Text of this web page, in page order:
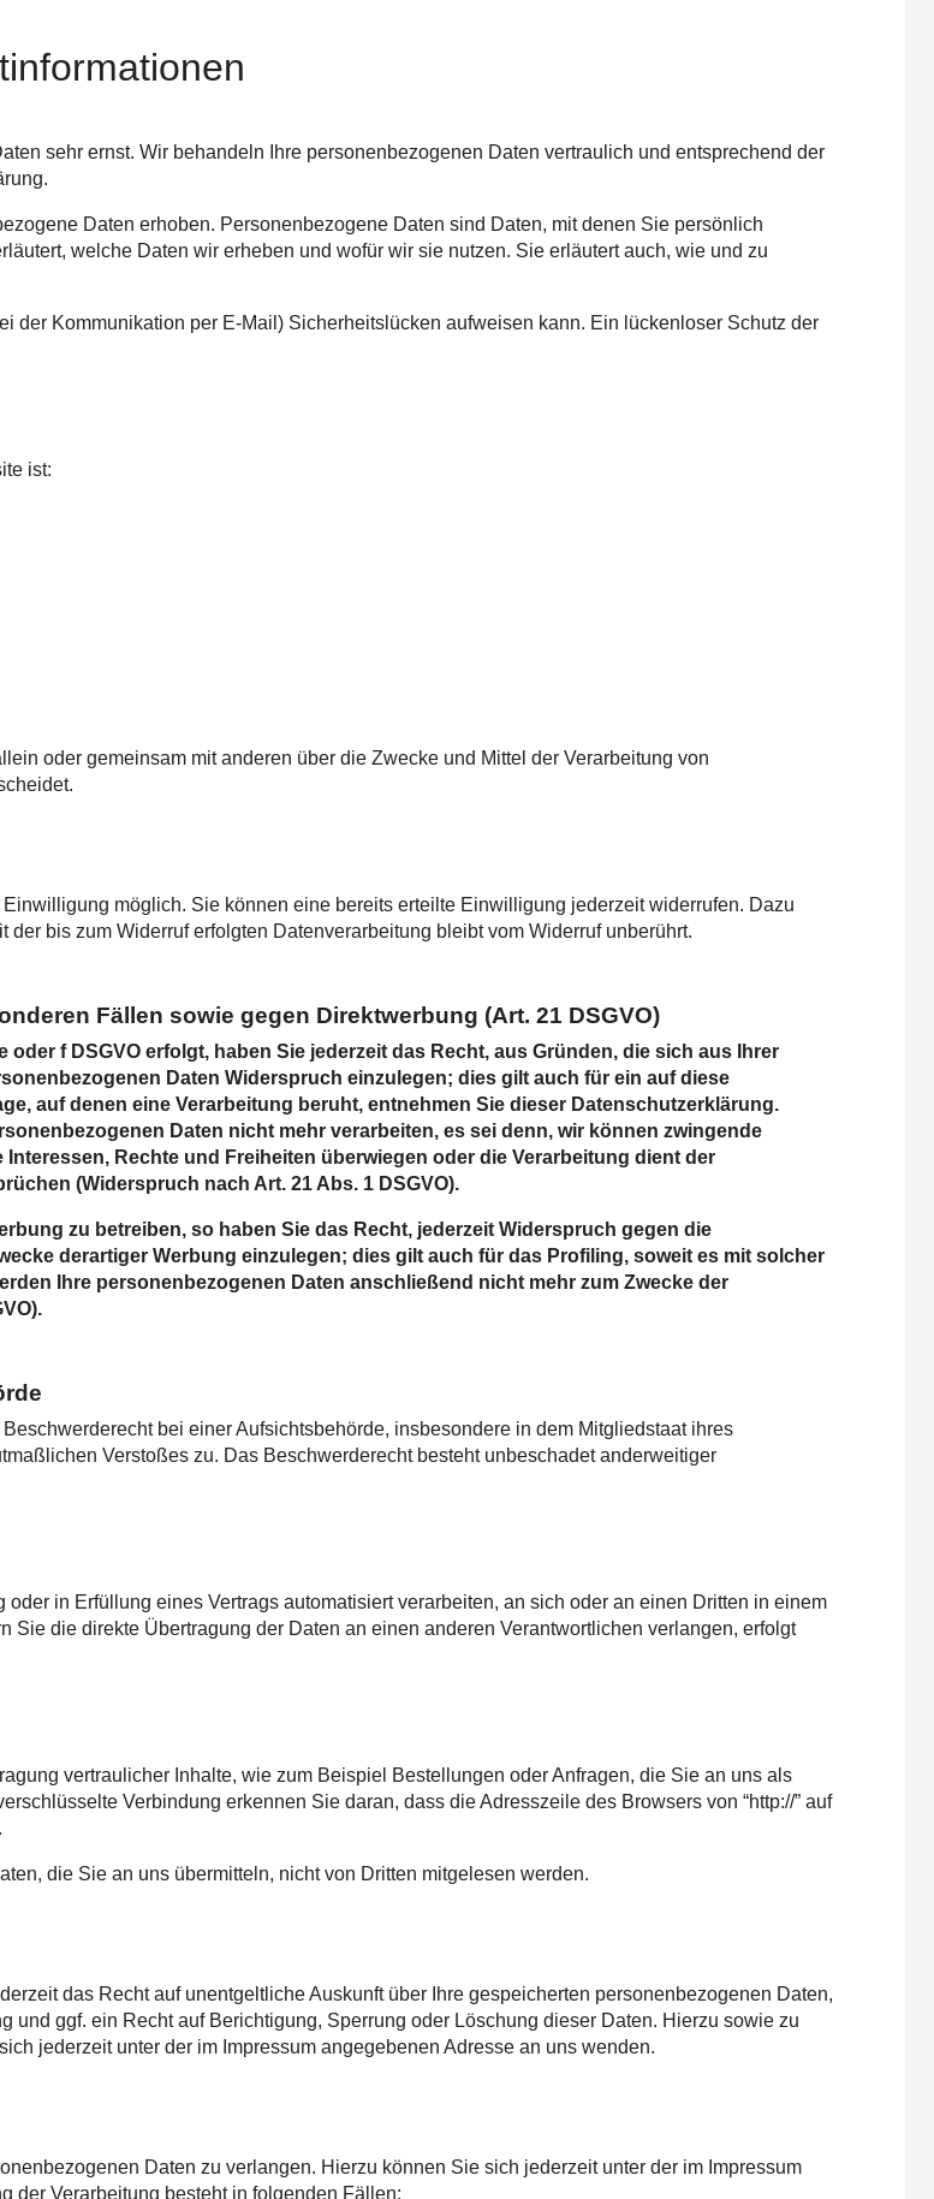
sehr ernst. Wir behandeln Ihre personenbezogenen Daten vertraulich und entsprechend der
Daten erhoben. Personenbezogene Daten sind Daten, mit denen Sie persönlich
welche Daten wir erheben und wofür wir sie nutzen. Sie erläutert auch, wie und zu
der Kommunikation per E-Mail) Sicherheitslücken aufweisen kann. Ein lückenloser Schutz der
ist:
oder gemeinsam mit anderen über die Zwecke und Mittel der Verarbeitung von
möglich. Sie können eine bereits erteilte Einwilligung jederzeit widerrufen. Dazu
bis zum Widerruf erfolgten Datenverarbeitung bleibt vom Widerruf unberührt.
Fällen sowie gegen Direktwerbung (Art. 21 DSGVO)
f DSGVO erfolgt, haben Sie jederzeit das Recht, aus Gründen, die sich aus Ihrer
Daten Widerspruch einzulegen; dies gilt auch für ein auf diese
auf denen eine Verarbeitung beruht, entnehmen Sie dieser Datenschutzerklärung.
Daten nicht mehr verarbeiten, es sei denn, wir können zwingende
Rechte und Freiheiten überwiegen oder die Verarbeitung dient der
(Widerspruch nach Art. 21 Abs. 1 DSGVO).
zu betreiben, so haben Sie das Recht, jederzeit Widerspruch gegen die
derartiger Werbung einzulegen; dies gilt auch für das Profiling, soweit es mit solcher
Ihre personenbezogenen Daten anschließend nicht mehr zum Zwecke der
bei einer Aufsichtsbehörde, insbesondere in dem Mitgliedstaat ihres
Verstoßes zu. Das Beschwerderecht besteht unbeschadet anderweitiger
in Erfüllung eines Vertrags automatisiert verarbeiten, an sich oder an einen Dritten in einem
die direkte Übertragung der Daten an einen anderen Verantwortlichen verlangen, erfolgt
vertraulicher Inhalte, wie zum Beispiel Bestellungen oder Anfragen, die Sie an uns als
Verbindung erkennen Sie daran, dass die Adresszeile des Browsers von “http://” auf
die Sie an uns übermitteln, nicht von Dritten mitgelesen werden.
das Recht auf unentgeltliche Auskunft über Ihre gespeicherten personenbezogenen Daten,
und ggf. ein Recht auf Berichtigung, Sperrung oder Löschung dieser Daten. Hierzu sowie zu
jederzeit unter der im Impressum angegebenen Adresse an uns wenden.
Daten zu verlangen. Hierzu können Sie sich jederzeit unter der im Impressum
der Verarbeitung besteht in folgenden Fällen: